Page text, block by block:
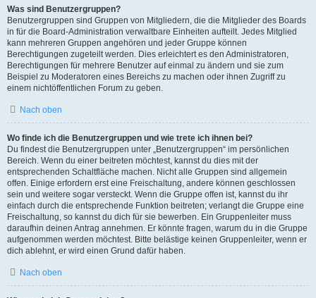
Was sind Benutzergruppen?
Benutzergruppen sind Gruppen von Mitgliedern, die die Mitglieder des Boards
in für die Board-Administration verwaltbare Einheiten aufteilt. Jedes Mitglied
kann mehreren Gruppen angehören und jeder Gruppe können
Berechtigungen zugeteilt werden. Dies erleichtert es den Administratoren,
Berechtigungen für mehrere Benutzer auf einmal zu ändern und sie zum
Beispiel zu Moderatoren eines Bereichs zu machen oder ihnen Zugriff zu
einem nichtöffentlichen Forum zu geben.
Nach oben
Wo finde ich die Benutzergruppen und wie trete ich ihnen bei?
Du findest die Benutzergruppen unter „Benutzergruppen“ im persönlichen
Bereich. Wenn du einer beitreten möchtest, kannst du dies mit der
entsprechenden Schaltfläche machen. Nicht alle Gruppen sind allgemein
offen. Einige erfordern erst eine Freischaltung, andere können geschlossen
sein und weitere sogar versteckt. Wenn die Gruppe offen ist, kannst du ihr
einfach durch die entsprechende Funktion beitreten; verlangt die Gruppe eine
Freischaltung, so kannst du dich für sie bewerben. Ein Gruppenleiter muss
daraufhin deinen Antrag annehmen. Er könnte fragen, warum du in die Gruppe
aufgenommen werden möchtest. Bitte belästige keinen Gruppenleiter, wenn er
dich ablehnt, er wird einen Grund dafür haben.
Nach oben